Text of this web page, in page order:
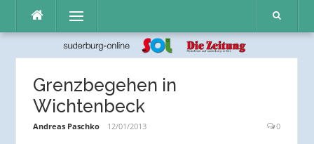
Inhalt
Menü
Grenzbegehen in
Wichtenbeck
Andreas Paschko 12/01/2013 0